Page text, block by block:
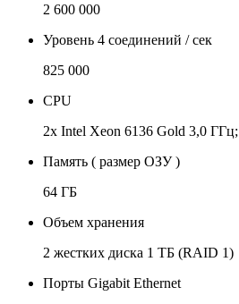
2 600 000
Уровень 4 соединений / сек
825 000
CPU
2x Intel Xeon 6136 Gold 3,0
Память ( размер ОЗУ )
64 ГБ
Объем хранения
2 жестких диска 1 ТБ (RAID 1)
Порты Gigabit Ethernet